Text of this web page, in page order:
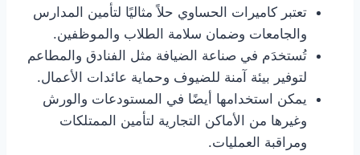
تعتبر كاميرات الحساوي حلاً مثاليًا لتأمين المدارس
والجامعات وضمان سلامة الطلاب والموظفين.
تُستخدَم في صناعة الضيافة مثل الفنادق والمطاعم
لتوفير بيئة آمنة للضيوف وحماية عائدات الأعمال.
يمكن استخدامها أيضًا في المستودعات والورش
وغيرها من الأماكن التجارية لتأمين الممتلكات
ومراقبة العمليات.